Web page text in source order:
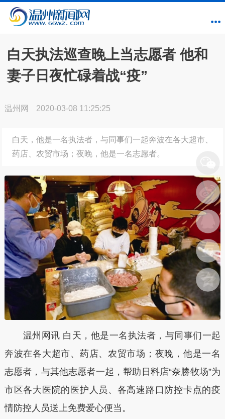
白天执法巡查晚上当志愿者 他和
妻子日夜忙碌着战“疫”
温州网 2020-03-08 11:25:25
白天，他是一名执法者，与同事们一起奔波在各大超市、
药店、农贸市场；夜晚，他是一名志愿者。
温州网讯 白天，他是一名执法者，与同事们一起
奔波在各大超市、药店、农贸市场；夜晚，他是一名
志愿者，与其他志愿者一起，帮助日料店“奈勝牧场”为
市区各大医院的医护人员、各高速路口防控卡点的疫
情防控人员送上免费爱心便当。